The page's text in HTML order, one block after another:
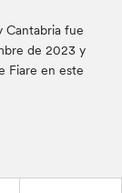
Cantabria fue
de 2023 y
Fiare en este